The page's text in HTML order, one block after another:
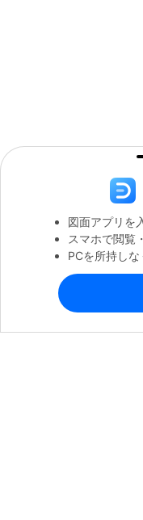
図面アプリを
スマホで閲覧
PCを所持し